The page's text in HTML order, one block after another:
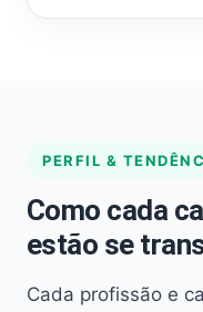
PERFIL &
Como cada
estão se
Cada profissão e